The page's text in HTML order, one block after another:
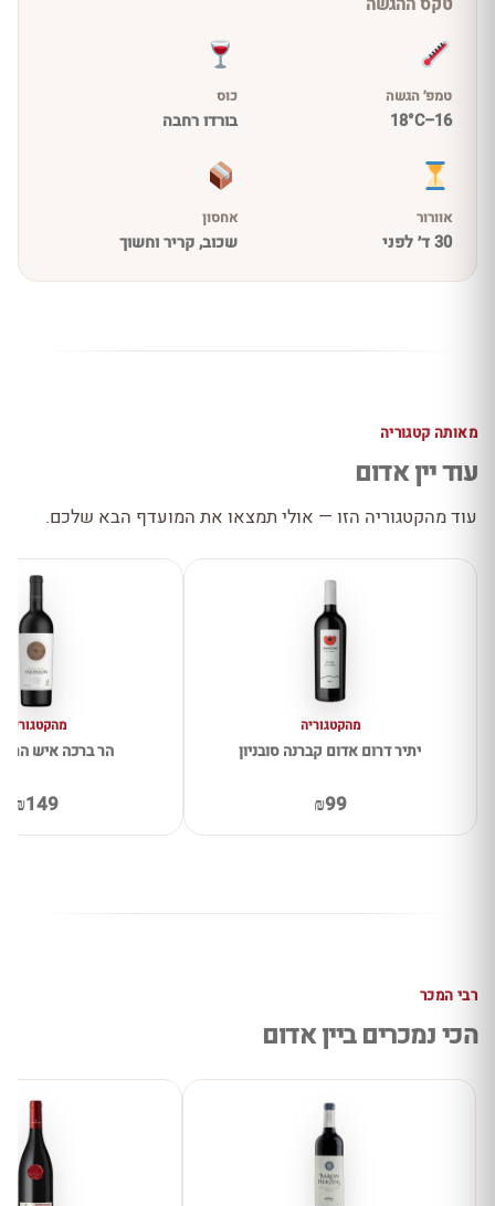
טמפ׳ הגשה
16–18°C
כוס
בורדו רחבה
אוורור
30 ד׳ לפני
אחסון
שכוב, קריר וחשוך
מאותה קטגוריה
עוד יין אדום
עוד מהקטגוריה הזו — אולי תמצאו את המועדף הבא שלכם.
מהקטגוריה
יתיר דרום אדום קברנה סובניון
₪99
מהקטגוריה
הר ברכה איש
₪149
רבי המכר
הכי נמכרים ביין אדום